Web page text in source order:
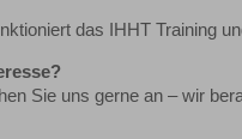
das IHHT Training
Sie uns gerne an – wir